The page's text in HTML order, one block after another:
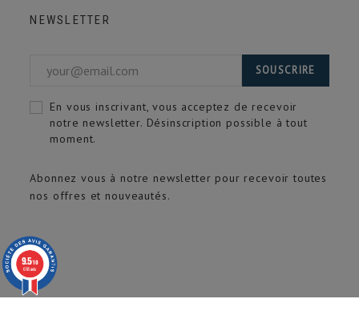
NEWSLETTER
Abonnez vous à notre newsletter pour recevoir toutes
nos offres et nouveautés.
SOUSCRIRE
En vous inscrivant, vous acceptez de recevoir
notre newsletter. Désinscription possible à tout
moment.
9.5/10
618 avis